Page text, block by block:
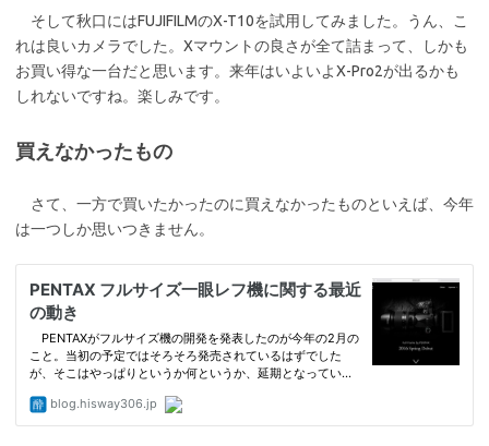
そして秋口にはFUJIFILMのX-T10を試用してみました。うん、こ
れは良いカメラでした。Xマウントの良さが全て詰まって、しかも
お買い得な一台だと思います。来年はいよいよX-Pro2が出るかも
しれないですね。楽しみです。
買えなかったもの
さて、一方で買いたかったのに買えなかったものといえば、今年
は一つしか思いつきません。